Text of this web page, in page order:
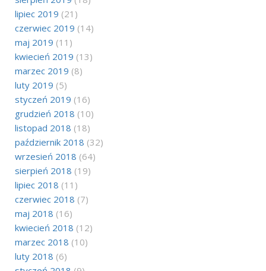
lipiec 2019 (21)
czerwiec 2019 (14)
maj 2019 (11)
kwiecień 2019 (13)
marzec 2019 (8)
luty 2019 (5)
styczeń 2019 (16)
grudzień 2018 (10)
listopad 2018 (18)
październik 2018 (32)
wrzesień 2018 (64)
sierpień 2018 (19)
lipiec 2018 (11)
czerwiec 2018 (7)
maj 2018 (16)
kwiecień 2018 (12)
marzec 2018 (10)
luty 2018 (6)